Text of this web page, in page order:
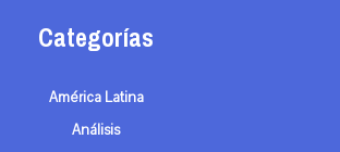
Categorías
América Latina
Análisis